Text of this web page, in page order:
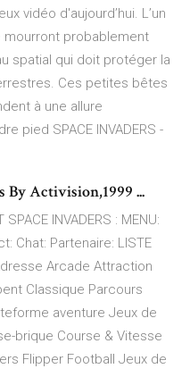
vidéo d'aujourd’hui. L’un
probablement
spatial qui doit protéger la
Ces petites bêtes
à une allure
pied SPACE INVADERS -
By Activision,1999 ...
SPACE INVADERS : MENU:
Chat: Partenaire: LISTE
Arcade Attraction
Classique Parcours
aventure Jeux de
brique Course & Vitesse
Flipper Football Jeux de